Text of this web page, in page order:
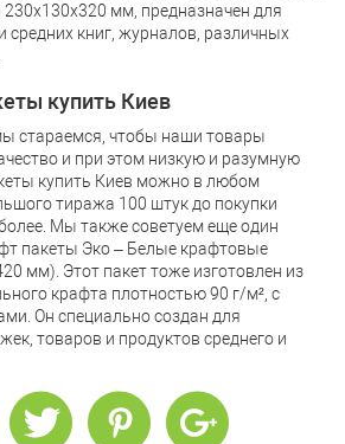
мм, предназначен для
средних книг, журналов, различных
купить Киев
стараемся, чтобы наши товары
и при этом низкую и разумную
купить Киев можно в любом
тиража 100 штук до покупки
Мы также советуем еще один
пакеты Эко – Белые крафтовые
мм). Этот пакет тоже изготовлен из
крафта плотностью 90 г/м², с
Он специально создан для
товаров и продуктов среднего и